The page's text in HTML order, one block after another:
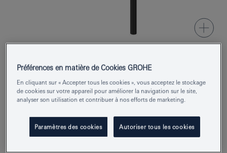
EAN 4067393056751
Couleur phantom black
Demander des renseignements
Préférences en matière de Cookies GROHE
En cliquant sur « Accepter tous les cookies », vous acceptez le stockage
de cookies sur votre appareil pour améliorer la navigation sur le site,
analyser son utilisation et contribuer à nos efforts de marketing.
Paramètres des cookies Autoriser tous les cookies